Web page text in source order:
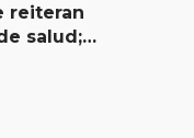
reiteran
salud;